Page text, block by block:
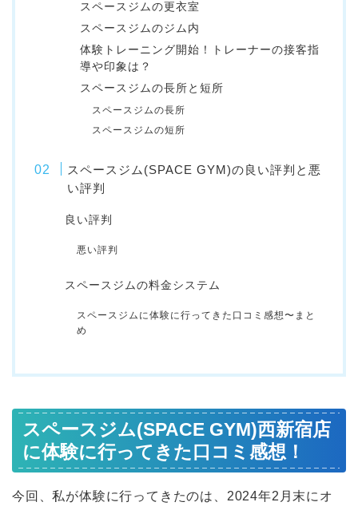
スペースジムの更衣室
スペースジムのジム内
体験トレーニング開始！トレーナーの接客指
導や印象は？
スペースジムの長所と短所
スペースジムの長所
スペースジムの短所
スペースジム(SPACE GYM)の良い評判と悪
い評判
良い評判
悪い評判
スペースジムの料金システム
スペースジムに体験に行ってきた口コミ感想〜まと
め
スペースジム(SPACE GYM)西新宿店
に体験に行ってきた口コミ感想！
今回、私が体験に行ってきたのは、2024年2月末にオ